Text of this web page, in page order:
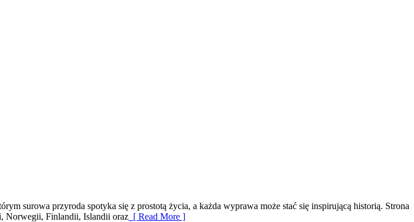
surowa przyroda spotyka się z prostotą życia, a każda wyprawa może stać się inspirującą historią. Strona
Norwegii, Finlandii, Islandii oraz [ Read More ]